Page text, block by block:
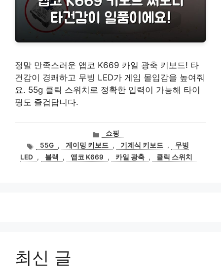
정말 만족스러운 앱코 K669 카일 광축 키보드! 타
건감이 경쾌하고 무빙 LED가 게임 몰입감을 높여줘
요. 55g 클릭 스위치로 정확한 입력이 가능해 타이
핑도 즐겁답니다.
카
테
고
리
쇼핑
태55G , 게이밍 키보드 , 기계식 키보드 ,
무빙
LED
, 블랙 , 앱코 K669 , 카일 광축 , 클릭 스위치
최신 글